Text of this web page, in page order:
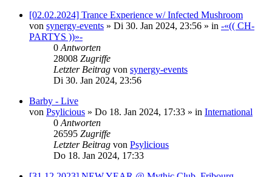
[02.02.2024] Trance Experience w/ Infected Mushroom
von synergy-events » Di 30. Jan 2024, 23:56 » in -«(( CH-
PARTYS ))»-
0 Antworten
28008 Zugriffe
Letzter Beitrag von synergy-events
Di 30. Jan 2024, 23:56
Barby - Live
von Psylicious » Do 18. Jan 2024, 17:33 » in International
0 Antworten
26595 Zugriffe
Letzter Beitrag von Psylicious
Do 18. Jan 2024, 17:33